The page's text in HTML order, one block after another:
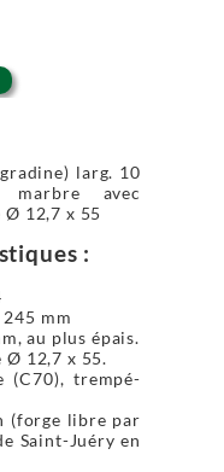
larg. 10
avec
12,7 x 55
:
mm
au plus épais.
Ø 12,7 x 55.
(C70), trempé-
(forge libre par
Saint-Juéry en